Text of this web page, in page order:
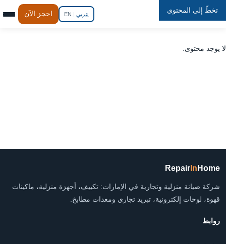
تخطّ إلى المحتوى
RepairIn Home عربي |
EN احجز الآن
لا يوجد محتوى.
Repair In Home
شركة صيانة منزلية وتجارية في الإمارات: تكييف، أجهزة منزلية، ماكينات
قهوة، لوحات إلكترونية، تبريد تجاري ومعدات مطابخ.
روابط